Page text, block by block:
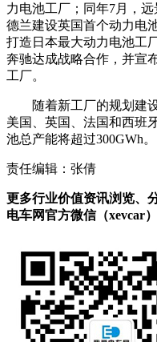
力电池工厂；同年7月，
德兰建设英国首个动力电
打造日本最大动力电池工
奔驰达成战略合作，并宣
工厂。
随着新工厂的规划建
美国、英国、法国和西班
池总产能将超过300GWh。
责任编辑：张倩
更多行业价值资讯浏览、
电车网官方微信（xevcar）